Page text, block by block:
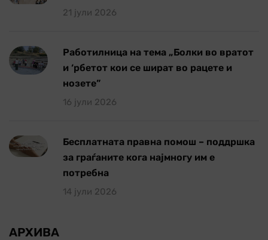
21 јули 2026
Работилница на тема „Болки во вратот
и ‘рбетот кои се шират во рацете и
нозете”
16 јули 2026
Бесплатната правна помош – поддршка
за граѓаните кога најмногу им е
потребна
14 јули 2026
АРХИВА